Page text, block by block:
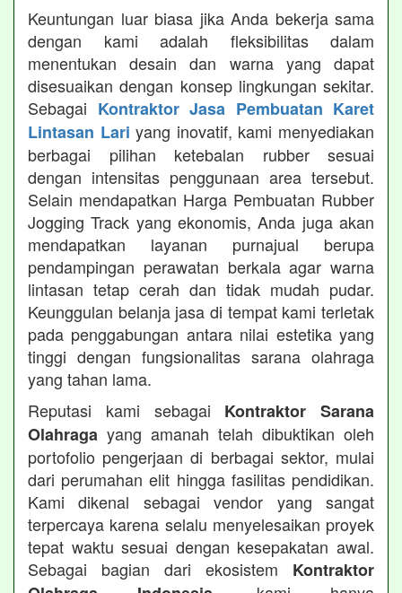
Keuntungan luar biasa jika Anda bekerja sama
dengan kami adalah fleksibilitas dalam
menentukan desain dan warna yang dapat
disesuaikan dengan konsep lingkungan sekitar.
Sebagai Kontraktor Jasa Pembuatan Karet
Lintasan Lari yang inovatif, kami menyediakan
berbagai pilihan ketebalan rubber sesuai
dengan intensitas penggunaan area tersebut.
Selain mendapatkan Harga Pembuatan Rubber
Jogging Track yang ekonomis, Anda juga akan
mendapatkan layanan purnajual berupa
pendampingan perawatan berkala agar warna
lintasan tetap cerah dan tidak mudah pudar.
Keunggulan belanja jasa di tempat kami terletak
pada penggabungan antara nilai estetika yang
tinggi dengan fungsionalitas sarana olahraga
yang tahan lama.
Reputasi kami sebagai Kontraktor Sarana
Olahraga yang amanah telah dibuktikan oleh
portofolio pengerjaan di berbagai sektor, mulai
dari perumahan elit hingga fasilitas pendidikan.
Kami dikenal sebagai vendor yang sangat
terpercaya karena selalu menyelesaikan proyek
tepat waktu sesuai dengan kesepakatan awal.
Sebagai bagian dari ekosistem Kontraktor